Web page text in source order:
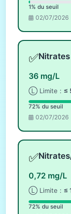
1% du seuil
02/07/2026
✅
36 mg/L
Ⓛ Limite : ≤
72% du seuil
02/07/2026
✅
0,72 mg/L
Ⓛ Limite : ≤
72% du seuil